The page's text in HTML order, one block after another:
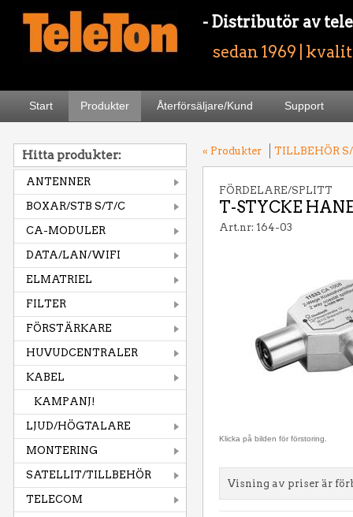
- Distributör av
sedan 1969 |
Start Produkter Återförsäljare/Kund Support
Hitta produkter:
ANTENNER
BOXAR/STB S/T/C
CA-MODULER
DATA/LAN/WIFI
ELMATRIEL
FILTER
FÖRSTÄRKARE
HUVUDCENTRALER
KABEL
KAMPANJ!
LJUD/HÖGTALARE
MONTERING
SATELLIT/TILLBEHÖR
TELECOM
« Produkter TILLBEHÖR
FÖRDELARE/SPLITT
T-STYCKE
Art.nr: 164-03
Klicka på bilden för förstoring.
Visning av priser är